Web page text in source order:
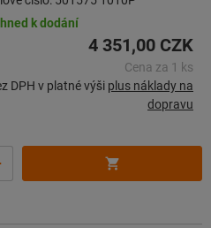
k dodání
4 351,00 CZK
Cena za 1 ks
DPH v platné výši plus náklady na
dopravu